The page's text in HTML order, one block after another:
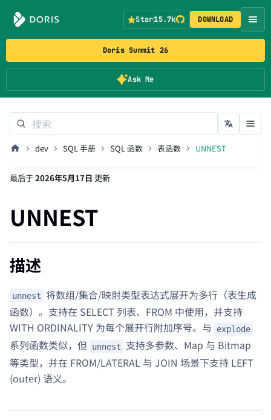
Doris Summit 26
Ask Me
Star15.7k DOWNLOAD
dev SQL 手册 SQL 函数 表函数 UNNEST
最后于2026年5月17日 更新
UNNEST
描述
unnest
将数组/集合/映射类型表达式展开为多行（表生成
函数）。支持在 SELECT 列表、FROM 中使用，并支持
WITH ORDINALITY 为每个展开行附加序号。与
explode
系列函数类似，但 unnest
支持多参数、Map 与 Bitmap
等类型，并在 FROM/LATERAL 与 JOIN 场景下支持 LEFT
(outer) 语义。